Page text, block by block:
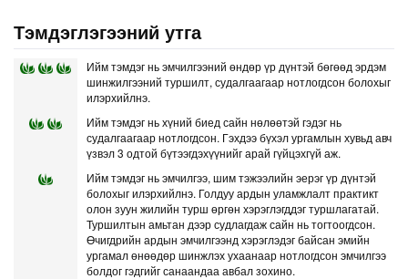
Тэмдэглэгээний утга
Ийм тэмдэг нь эмчилгээний өндөр үр дүнтэй бөгөөд эрдэм
шинжилгээний туршилт, судалгаагаар нотлогдсон болохыг
илэрхийлнэ.
Ийм тэмдэг нь хүний биед сайн нөлөөтэй гэдэг нь
судалгаагаар нотлогдсон. Гэхдээ бүхэл ургамлын хувьд авч
үзвэл 3 одтой бүтээгдэхүүнийг арай гүйцэхгүй аж.
Ийм тэмдэг нь эмчилгээ, шим тэжээлийн эерэг үр дүнтэй
болохыг илэрхийлнэ. Голдуу ардын уламжлалт практикт
олон зуун жилийн турш өргөн хэрэглэгддэг туршлагатай.
Туршилтын амьтан дээр судлагдаж сайн нь тогтоогдсон.
Өчигдрийн ардын эмчилгээнд хэрэглэдэг байсан эмийн
ургамал өнөөдөр шинжлэх ухаанаар нотлогдсон эмчилгээ
болдог гэдгийг санаандаа авбал зохино.